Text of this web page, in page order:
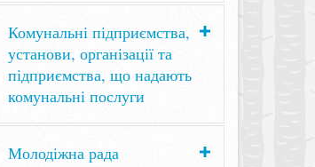
Комунальні підприємства,
установи, організації та
підприємства, що надають
комунальні послуги
Молодіжна рада